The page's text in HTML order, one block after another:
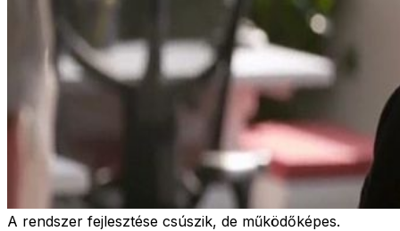
A rendszer fejlesztése csúszik, de működőképes.